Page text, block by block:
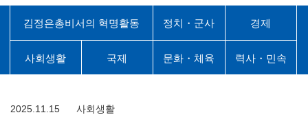
김정은총비서의 혁명활동 정치・군사 경제
사회생활 국제 문화・체육 력사・민속
2025.11.15 사회생활